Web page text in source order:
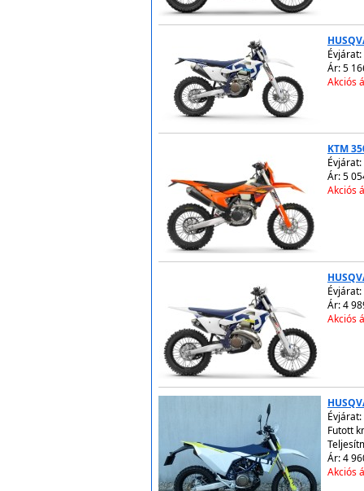
Évjárat:
Ár: 5
Akciós
KTM
Évjárat:
Ár: 5
Akciós
Évjárat:
Ár: 4
Akciós
Évjárat:
Futott
Ár: 4
Akciós